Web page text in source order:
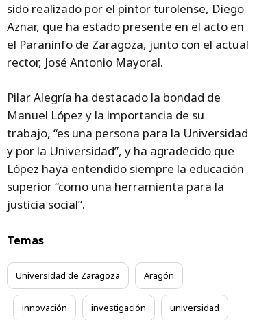
sido realizado por el pintor turolense, Diego
Aznar, que ha estado presente en el acto en
el Paraninfo de Zaragoza, junto con el actual
rector, José Antonio Mayoral.
Pilar Alegría ha destacado la bondad de
Manuel López y la importancia de su
trabajo, “es una persona para la Universidad
y por la Universidad”, y ha agradecido que
López haya entendido siempre la educación
superior “como una herramienta para la
justicia social”.
Temas
Universidad de Zaragoza Aragón
innovación investigación universidad